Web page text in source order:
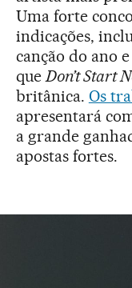
Uma forte
indicações,
canção do ano
que Don’t Start
britânica. Os
apresentará
a grande
apostas fortes.